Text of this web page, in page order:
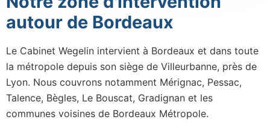
autour de Bordeaux
Le Cabinet Wegelin intervient à Bordeaux et dans toute
la métropole depuis son siège de Villeurbanne, près de
Lyon. Nous couvrons notamment Mérignac, Pessac,
Talence, Bègles, Le Bouscat, Gradignan et les
communes voisines de Bordeaux Métropole.